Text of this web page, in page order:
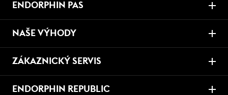
ENDORPHIN PAS
NAŠE VÝHODY
ZÁKAZNICKÝ SERVIS
ENDORPHIN REPUBLIC